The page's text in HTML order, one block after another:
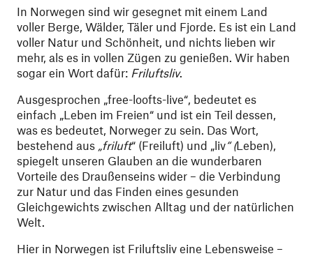
In Norwegen sind wir gesegnet mit einem Land
voller Berge, Wälder, Täler und Fjorde. Es ist ein Land
voller Natur und Schönheit, und nichts lieben wir
mehr, als es in vollen Zügen zu genießen. Wir haben
sogar ein Wort dafür: Friluftsliv.
Ausgesprochen „free-loofts-live“, bedeutet es
einfach „Leben im Freien“ und ist ein Teil dessen,
was es bedeutet, Norweger zu sein. Das Wort,
bestehend aus „friluft“ (Freiluft) und „liv“ (Leben),
spiegelt unseren Glauben an die wunderbaren
Vorteile des Draußenseins wider – die Verbindung
zur Natur und das Finden eines gesunden
Gleichgewichts zwischen Alltag und der natürlichen
Welt.
Hier in Norwegen ist Friluftsliv eine Lebensweise –